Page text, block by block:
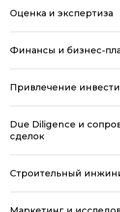
Оценка и экспертиза
Финансы и бизнес-
Привлечение
Due Diligence и
сделок
Строительный